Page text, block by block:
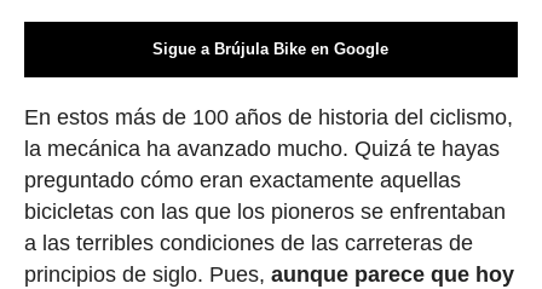
Sigue a Brújula Bike en Google
En estos más de 100 años de historia del ciclismo,
la mecánica ha avanzado mucho. Quizá te hayas
preguntado cómo eran exactamente aquellas
bicicletas con las que los pioneros se enfrentaban
a las terribles condiciones de las carreteras de
principios de siglo. Pues, aunque parece que hoy